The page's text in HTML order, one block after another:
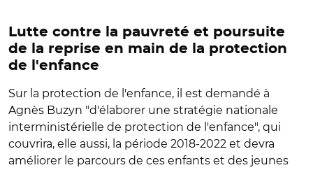
Lutte contre la pauvreté et poursuite
de la reprise en main de la protection
de l'enfance
Sur la protection de l'enfance, il est demandé à
Agnès Buzyn "d'élaborer une stratégie nationale
interministérielle de protection de l'enfance", qui
couvrira, elle aussi, la période 2018-2022 et devra
améliorer le parcours de ces enfants et des jeunes